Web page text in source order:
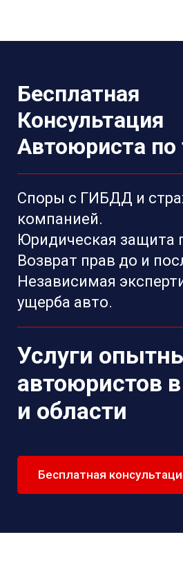
Бесплатная
Консультация
Автоюриста по
Споры с ГИБДД и
компанией.
Юридическая защита
Возврат прав до и
Независимая
ущерба авто.
Услуги
автоюристов
и области
Бесплатная